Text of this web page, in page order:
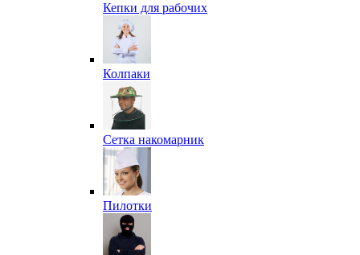
Кепки для рабочих
Колпаки
Сетка накомарник
Пилотки